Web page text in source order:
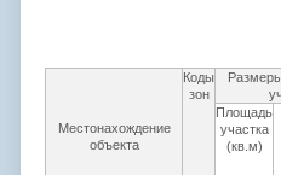
Местонахождение
объекта
Коды
зон
Площадь
участка
(кв.м)